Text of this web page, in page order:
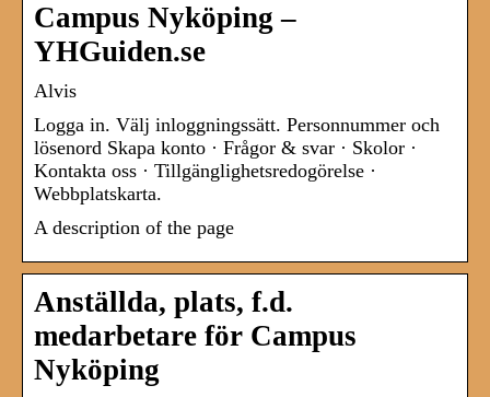
Campus Nyköping –
YHGuiden.se
Alvis
Logga in. Välj inloggningssätt. Personnummer och
lösenord Skapa konto · Frågor & svar · Skolor ·
Kontakta oss · Tillgänglighetsredogörelse ·
Webbplatskarta.
A description of the page
Anställda, plats, f.d.
medarbetare för Campus
Nyköping